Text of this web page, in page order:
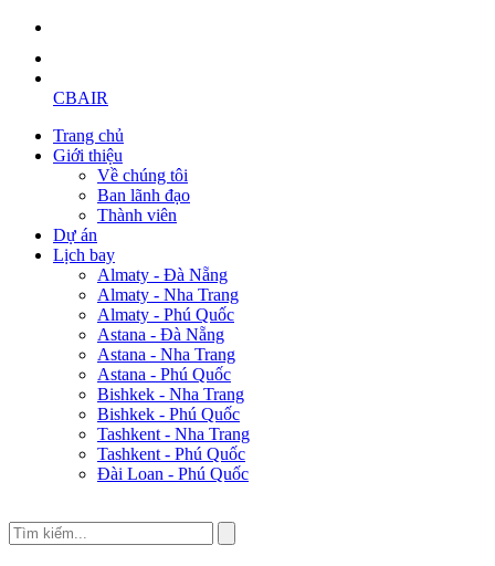
CBAIR
Trang chủ
Giới thiệu
Về chúng tôi
Ban lãnh đạo
Thành viên
Dự án
Lịch bay
Almaty - Đà Nẵng
Almaty - Nha Trang
Almaty - Phú Quốc
Astana - Đà Nẵng
Astana - Nha Trang
Astana - Phú Quốc
Bishkek - Nha Trang
Bishkek - Phú Quốc
Tashkent - Nha Trang
Tashkent - Phú Quốc
Đài Loan - Phú Quốc